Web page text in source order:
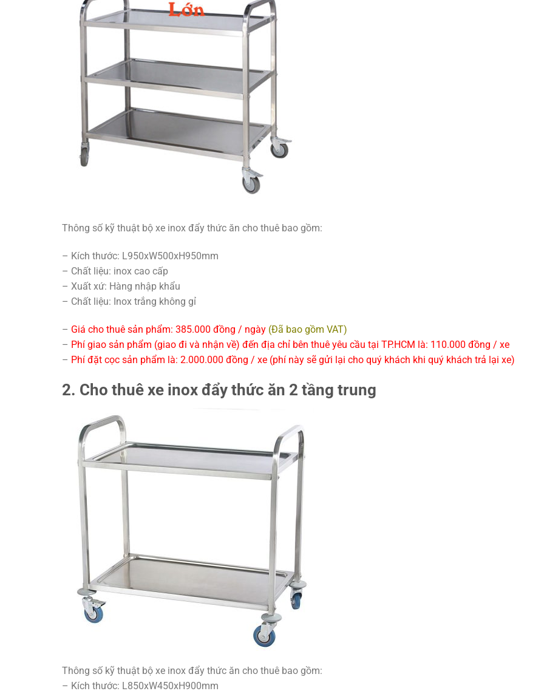
Thông số kỹ thuật bộ xe inox đẩy thức ăn cho thuê bao gồm:
– Kích thước: L950xW500xH950mm
– Chất liệu: inox cao cấp
– Xuất xứ: Hàng nhập khẩu
– Chất liệu: Inox trắng không gỉ
– Giá cho thuê sản phẩm: 385.000 đồng / ngày (Đã bao gồm VAT)
– Phí giao sản phẩm (giao đi và nhận về) đến địa chỉ bên thuê yêu cầu tại TP.HCM là: 110.000 đồng / xe
– Phí đặt cọc sản phẩm là: 2.000.000 đồng / xe (phí này sẽ gửi lại cho quý khách khi quý khách trả lại xe)
2. Cho thuê xe inox đẩy thức ăn 2 tầng trung
Thông số kỹ thuật bộ xe inox đẩy thức ăn cho thuê bao gồm:
– Kích thước: L850xW450xH900mm